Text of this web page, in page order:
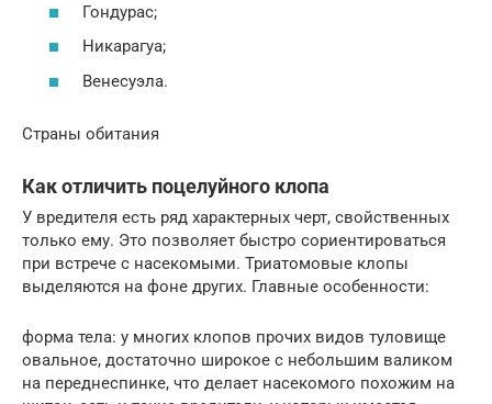
Гондурас;
Никарагуа;
Венесуэла.
Страны обитания
Как отличить поцелуйного клопа
У вредителя есть ряд характерных черт, свойственных
только ему. Это позволяет быстро сориентироваться
при встрече с насекомыми. Триатомовые клопы
выделяются на фоне других. Главные особенности:
форма тела: у многих клопов прочих видов туловище
овальное, достаточно широкое с небольшим валиком
на переднеспинке, что делает насекомого похожим на